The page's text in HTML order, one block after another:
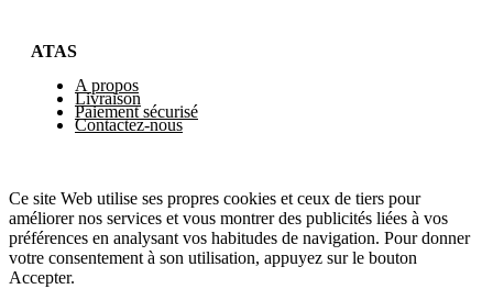
ATAS
A propos
Livraison
Paiement sécurisé
Contactez-nous
Ce site Web utilise ses propres cookies et ceux de tiers pour
améliorer nos services et vous montrer des publicités liées à vos
préférences en analysant vos habitudes de navigation. Pour donner
votre consentement à son utilisation, appuyez sur le bouton
Accepter.